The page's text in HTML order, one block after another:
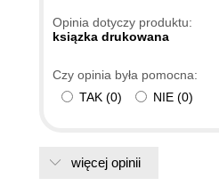
Opinia dotyczy produktu:
ksiązka drukowana
Czy opinia była pomocna:
TAK (0) NIE (0)
więcej opinii